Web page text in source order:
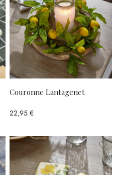
Couronne Lantagenet
22,95 €